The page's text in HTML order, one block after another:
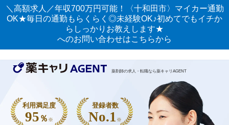
＼高額求人／年収700万円可能！〈十和田市〉マイカー通勤
OK★毎日の通勤もらくらく◎未経験OK♪初めてでもイチか
らしっかりお教えします★
へのお問い合わせはこちらから
薬剤師の求人・転職なら薬キャリAGENT
利用満足度
95 ％ ※
登録者数
No.1 ※